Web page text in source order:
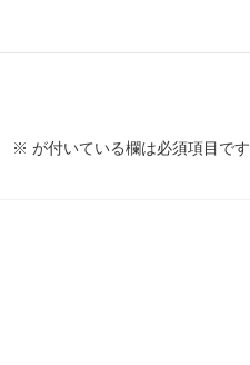
※ が付いている欄は必須項目です